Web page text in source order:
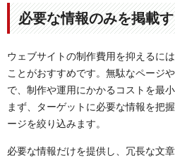
必要な情報のみを掲載
ウェブサイトの制作費用を抑えるに
ことがおすすめです。無駄なページ
で、制作や運用にかかるコストを最
まず、ターゲットに必要な情報を把
ージを絞り込みます。
必要な情報だけを提供し、冗長な文